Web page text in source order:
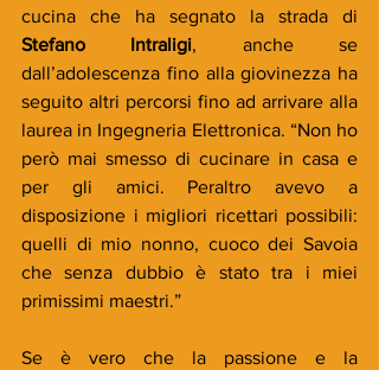
Stefano Intraligi, anche se
dall’adolescenza fino alla giovinezza ha
seguito altri percorsi fino ad arrivare alla
laurea in Ingegneria Elettronica. “Non ho
però mai smesso di cucinare in casa e
per gli amici. Peraltro avevo a
disposizione i migliori ricettari possibili:
quelli di mio nonno, cuoco dei Savoia
che senza dubbio è stato tra i miei
primissimi maestri.”
Se è vero che la passione e la